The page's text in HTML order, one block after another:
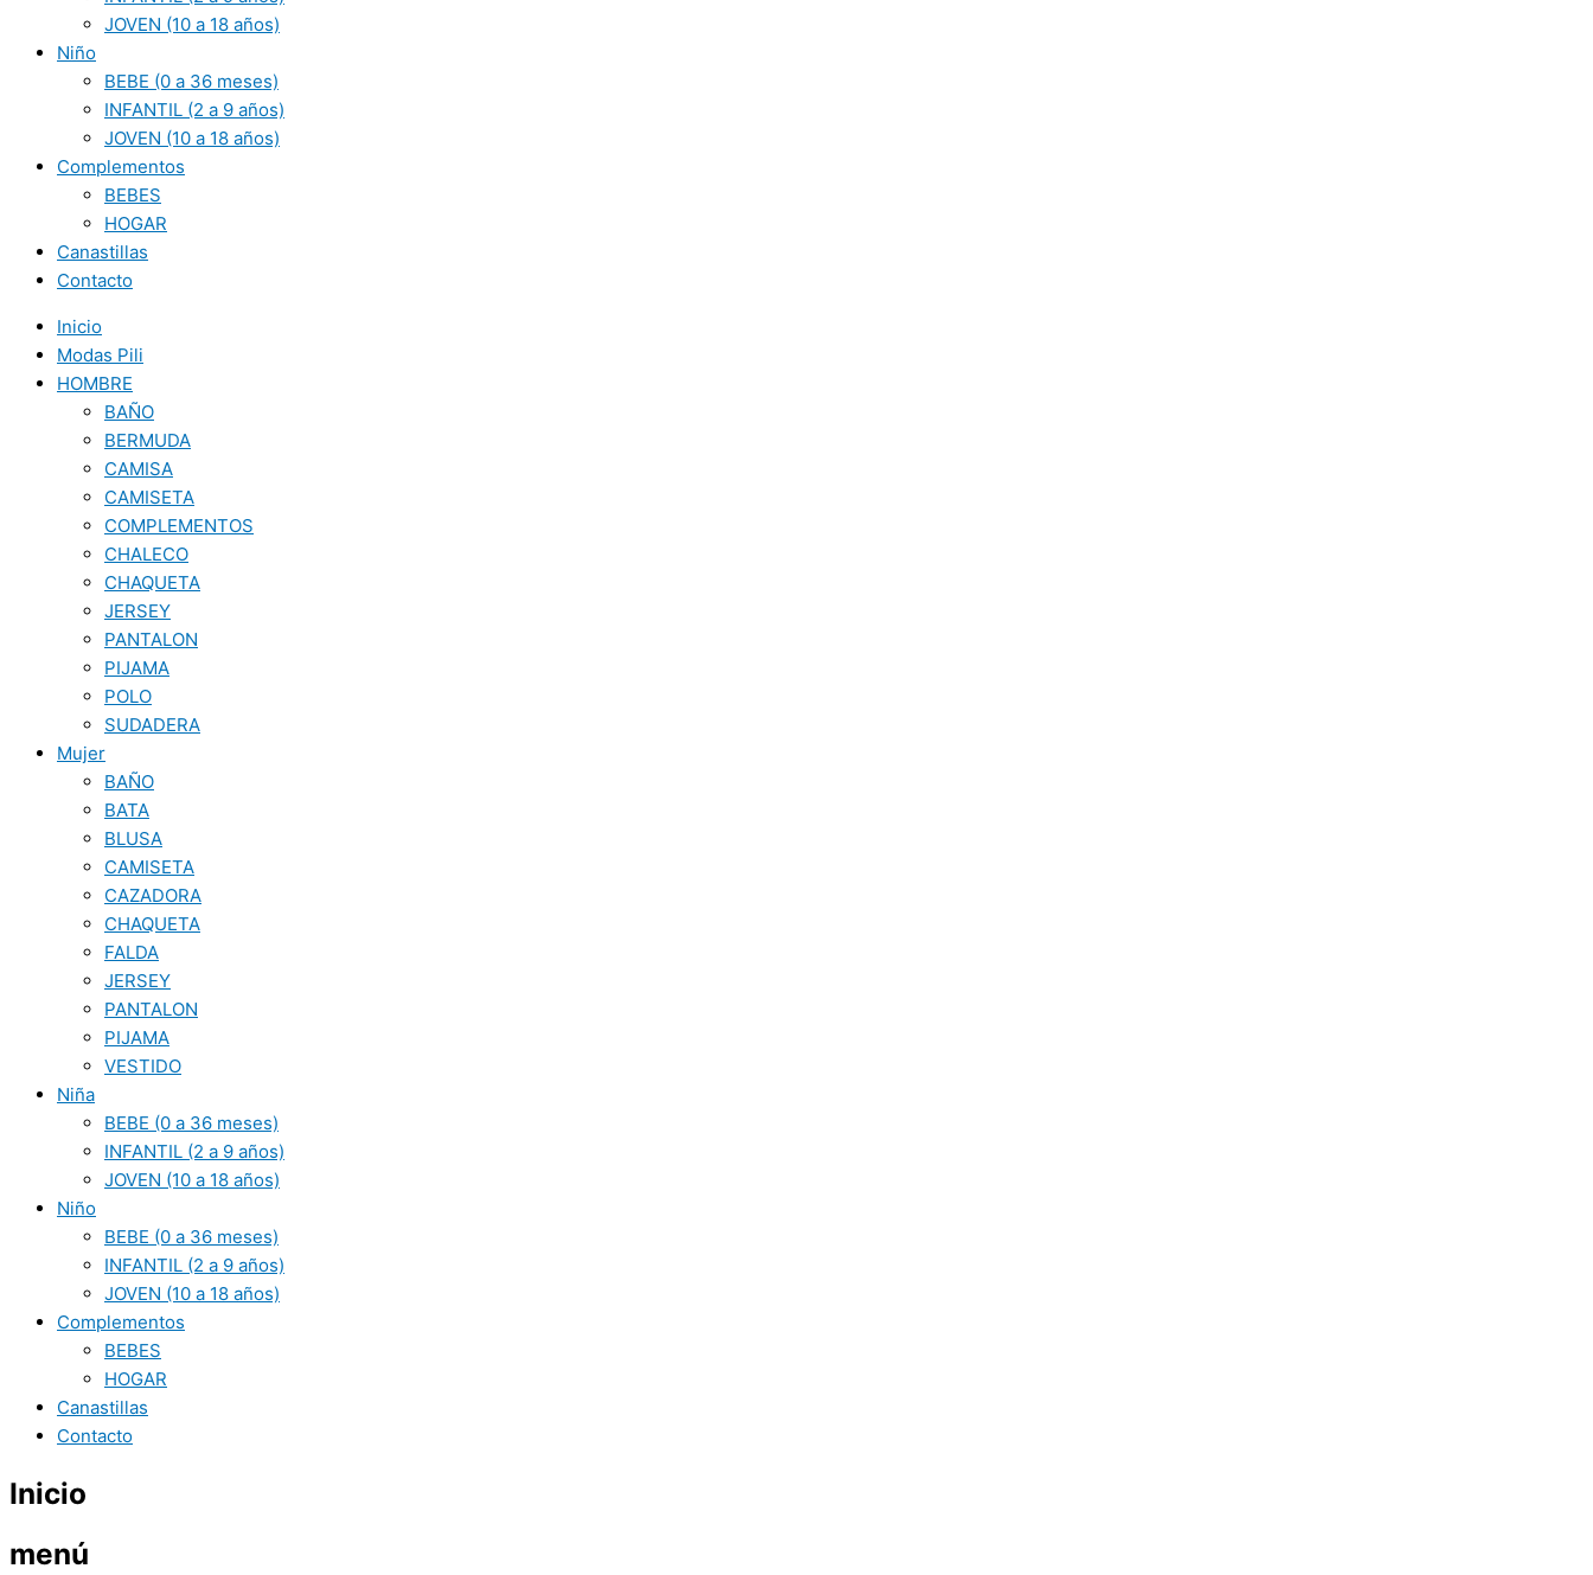
JOVEN (10 a 18 años)
Niño
BEBE (0 a 36 meses)
INFANTIL (2 a 9 años)
JOVEN (10 a 18 años)
Complementos
BEBES
HOGAR
Canastillas
Contacto
Inicio
Modas Pili
HOMBRE
BAÑO
BERMUDA
CAMISA
CAMISETA
COMPLEMENTOS
CHALECO
CHAQUETA
JERSEY
PANTALON
PIJAMA
POLO
SUDADERA
Mujer
BAÑO
BATA
BLUSA
CAMISETA
CAZADORA
CHAQUETA
FALDA
JERSEY
PANTALON
PIJAMA
VESTIDO
Niña
BEBE (0 a 36 meses)
INFANTIL (2 a 9 años)
JOVEN (10 a 18 años)
Niño
BEBE (0 a 36 meses)
INFANTIL (2 a 9 años)
JOVEN (10 a 18 años)
Complementos
BEBES
HOGAR
Canastillas
Contacto
Inicio
menú